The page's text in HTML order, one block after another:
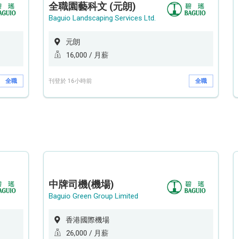
全職
全職園藝科文 (元朗)
Baguio Landscaping Services Ltd.
元朗
16,000 / 月薪
刊登於 16小時前 全職
中牌司機(機場)
Baguio Green Group Limited
香港國際機場
26,000 / 月薪